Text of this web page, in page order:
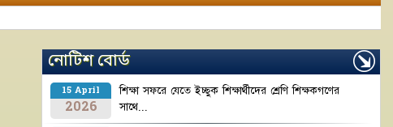
নোটিশ বোর্ড
15 April
2026
শিক্ষা সফরে যেতে ইচ্ছুক শিক্ষার্থীদের শ্রেণি শিক্ষকগণের
সাথে...